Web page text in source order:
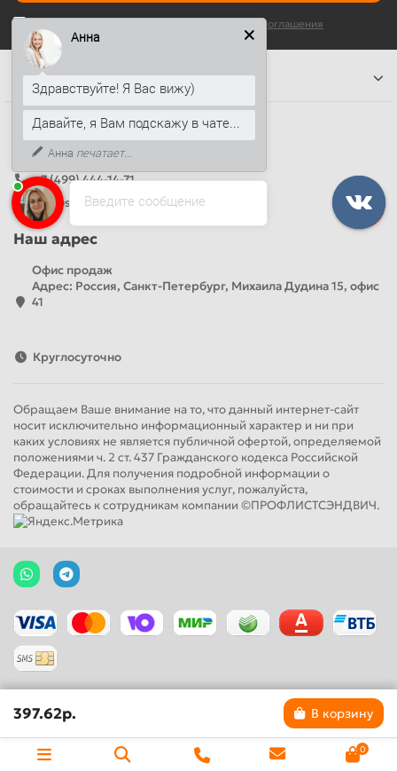
Условия соглашения
Информация
Наши контакты
+7 (812) 389-26-20
+7 (499) 444-14-71
info@sandwichpanelsvspb.ru
Наш адрес
Офис продаж
Адрес: Россия, Санкт-Петербург, Михаила Дудина 15, офис
41
Круглосуточно
Обращаем Ваше внимание на то, что данный интернет-сайт
носит исключительно информационный характер и ни при
каких условиях не является публичной офертой, определяемой
положениями ч. 2 ст. 437 Гражданского кодекса Российской
Федерации. Для получения подробной информации о
стоимости и сроках выполнения услуг, пожалуйста,
обращайтесь к сотрудникам компании ©ПРОФЛИСТСЭНДВИЧ.
397.62р. В корзину
0
Введите сообщение
Анна
Здравствуйте! Я Вас вижу)
Давайте, я Вам подскажу в чате...
Анна печатает...